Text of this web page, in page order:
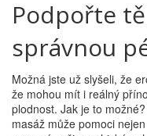
Podpořte
správnou
Možná jste už slyšeli, že
že mohou mít i reálný
plodnost. Jak je to
masáž může pomoci